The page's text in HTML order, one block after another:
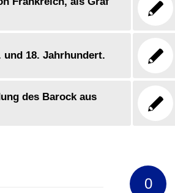
und 18. Jahrhundert.
des Barock aus
0